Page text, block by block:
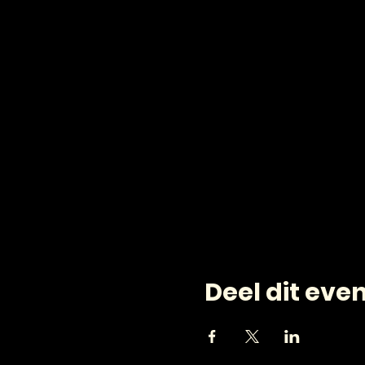
Deel dit